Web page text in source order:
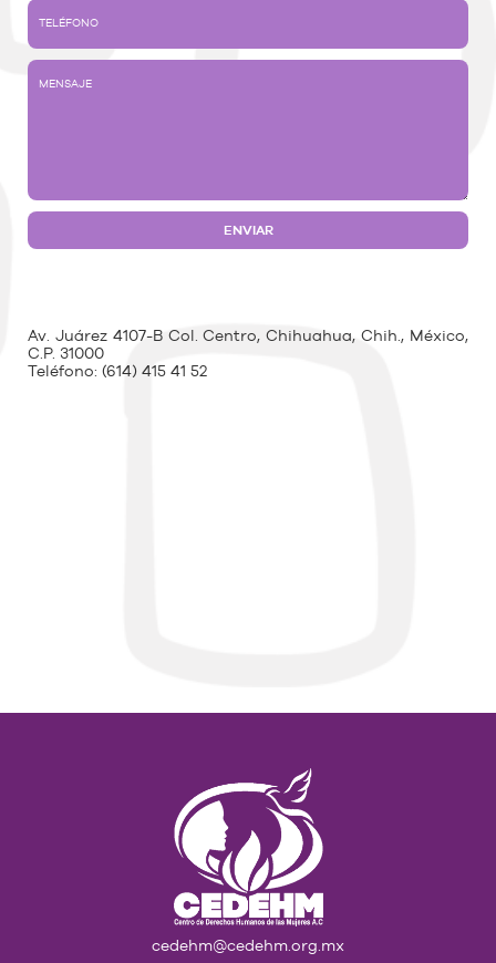
Av. Juárez 4107-B Col. Centro, Chihuahua, Chih., México,
C.P. 31000
Teléfono: (614) 415 41 52
cedehm@cedehm.org.mx